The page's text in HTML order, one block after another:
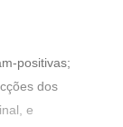
positivas;
dos
e